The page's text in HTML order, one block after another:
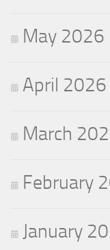
May 2026
April 2026
March
February
January